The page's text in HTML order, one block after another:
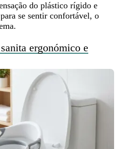
do plástico rígido e
se sentir confortável, o
ergonómico e